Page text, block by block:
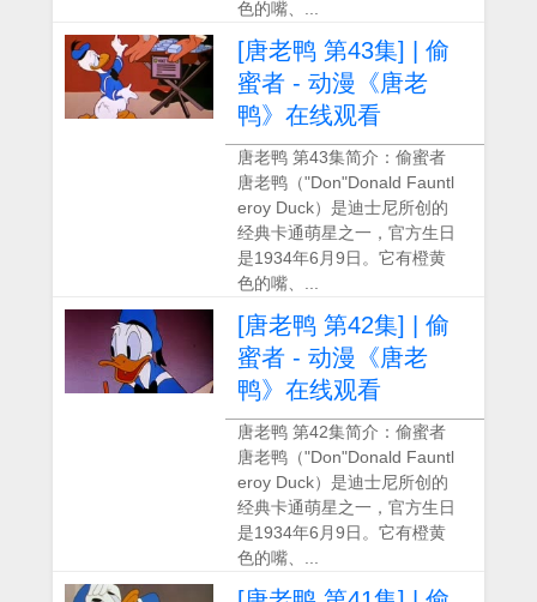
色的嘴、...
[唐老鸭 第43集] | 偷
蜜者 - 动漫《唐老
鸭》在线观看
唐老鸭 第43集简介：偷蜜者
唐老鸭（"Don"Donald Fauntl
eroy Duck）是迪士尼所创的
经典卡通萌星之一，官方生日
是1934年6月9日。它有橙黄
色的嘴、...
[唐老鸭 第42集] | 偷
蜜者 - 动漫《唐老
鸭》在线观看
唐老鸭 第42集简介：偷蜜者
唐老鸭（"Don"Donald Fauntl
eroy Duck）是迪士尼所创的
经典卡通萌星之一，官方生日
是1934年6月9日。它有橙黄
色的嘴、...